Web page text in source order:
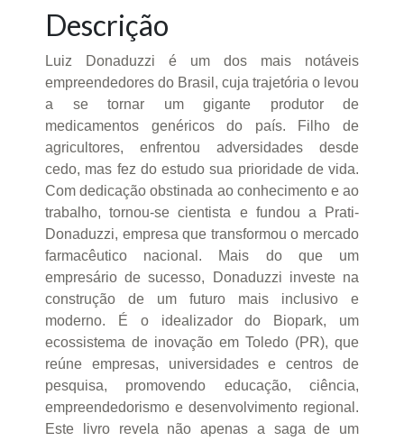
Descrição
Luiz Donaduzzi é um dos mais notáveis
empreendedores do Brasil, cuja trajetória o levou
a se tornar um gigante produtor de
medicamentos genéricos do país. Filho de
agricultores, enfrentou adversidades desde
cedo, mas fez do estudo sua prioridade de vida.
Com dedicação obstinada ao conhecimento e ao
trabalho, tornou-se cientista e fundou a Prati-
Donaduzzi, empresa que transformou o mercado
farmacêutico nacional. Mais do que um
empresário de sucesso, Donaduzzi investe na
construção de um futuro mais inclusivo e
moderno. É o idealizador do Biopark, um
ecossistema de inovação em Toledo (PR), que
reúne empresas, universidades e centros de
pesquisa, promovendo educação, ciência,
empreendedorismo e desenvolvimento regional.
Este livro revela não apenas a saga de um